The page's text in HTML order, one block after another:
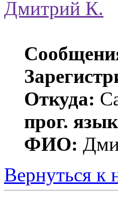
Дмитрий К.
Откуда:
прог.
ФИО:
Вернуться к